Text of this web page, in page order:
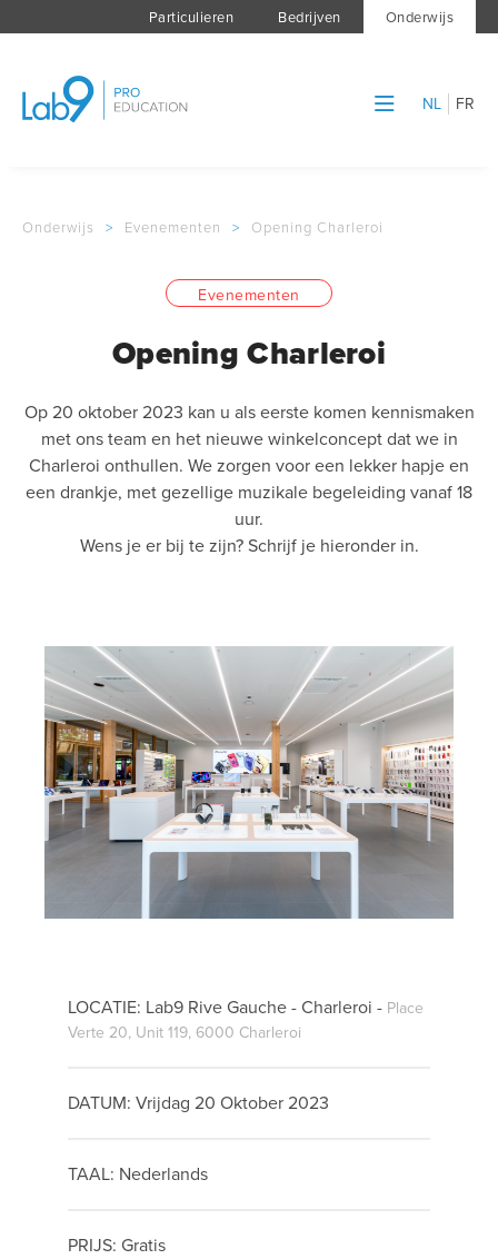
Particulieren Bedrijven Onderwijs
NL FR
Onderwijs > Evenementen > Opening Charleroi
Evenementen
Opening Charleroi
Op 20 oktober 2023 kan u als eerste komen kennismaken
met ons team en het nieuwe winkelconcept dat we in
Charleroi onthullen. We zorgen voor een lekker hapje en
een drankje, met gezellige muzikale begeleiding vanaf 18
uur.
Wens je er bij te zijn? Schrijf je hieronder in.
LOCATIE: Lab9 Rive Gauche - Charleroi - Place
Verte 20, Unit 119, 6000 Charleroi
DATUM: Vrijdag 20 Oktober 2023
TAAL: Nederlands
PRIJS: Gratis